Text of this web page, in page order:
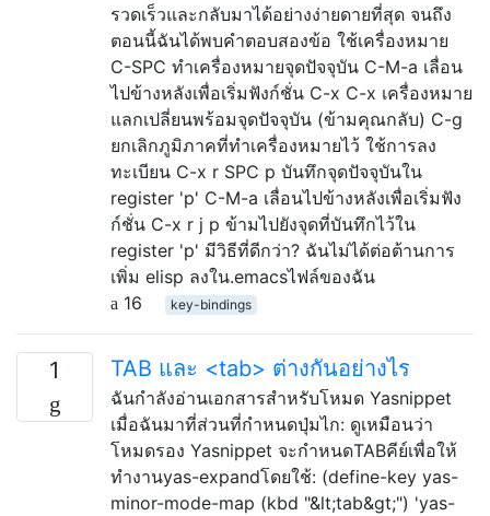
รวดเร็วและกลับมาได้อย่างง่ายดายที่สุด จนถึง
ตอนนี้ฉันได้พบคำตอบสองข้อ ใช้เครื่องหมาย
C-SPC ทำเครื่องหมายจุดปัจจุบัน C-M-a เลื่อน
ไปข้างหลังเพื่อเริ่มฟังก์ชั่น C-x C-x เครื่องหมาย
แลกเปลี่ยนพร้อมจุดปัจจุบัน (ข้ามคุณกลับ) C-g
ยกเลิกภูมิภาคที่ทำเครื่องหมายไว้ ใช้การลง
ทะเบียน C-x r SPC p บันทึกจุดปัจจุบันใน
register 'p' C-M-a เลื่อนไปข้างหลังเพื่อเริ่มฟัง
ก์ชั่น C-x r j p ข้ามไปยังจุดที่บันทึกไว้ใน
register 'p' มีวิธีที่ดีกว่า? ฉันไม่ได้ต่อต้านการ
เพิ่ม elisp ลงใน.emacsไฟล์ของฉัน
16
key-bindings
1 TAB และ <tab> ต่างกันอย่างไร
ฉันกำลังอ่านเอกสารสำหรับโหมด Yasnippet
เมื่อฉันมาที่ส่วนที่กำหนดปุ่มไก: ดูเหมือนว่า
โหมดรอง Yasnippet จะกำหนดTABคีย์เพื่อให้
ทำงานyas-expandโดยใช้: (define-key yas-
minor-mode-map (kbd "&lt;tab&gt;") 'yas-